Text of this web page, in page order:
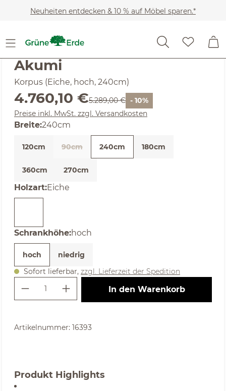
Zum Hauptinhalt springen
Neuheiten entdecken & 10 % auf Möbel sparen.*
Noch keine Bewertungen
Akumi
Korpus (Eiche, hoch, 240cm)
Verkaufspreis:
4.760,10 €Regulärer Preis:
5.289,00 € - 10%
Preise inkl. MwSt. zzgl. Versandkosten
Breiteauswählen
:240cm
120cm 90cm 240cm 180cm
360cm 270cm
Holzartauswählen
:Eiche
Schrankhöheauswählen
:hoch
hoch
niedrig
Sofort lieferbar, zzgl. Lieferzeit der Spedition
Produkt Anzahl: Gib den
In den Warenkorb
Artikelnummer: 16393
Produkt Highlights